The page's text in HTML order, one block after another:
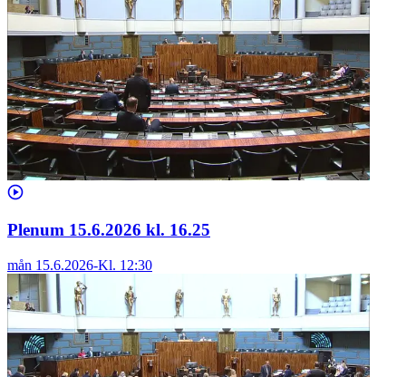
Plenum 15.6.2026 kl. 16.25
mån 15.6.2026-Kl. 12:30